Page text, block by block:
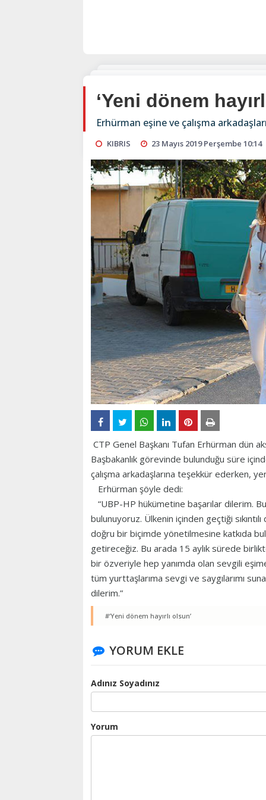
‘Yeni dönem
Erhürman eşine ve çalışma
KIBRIS 23 Mayıs 2019 Perşembe 10:14
CTP Genel Başkanı Tufan Erhürman dün
Başbakanlık görevinde bulunduğu süre
çalışma arkadaşlarına teşekkür ederken,
Erhürman şöyle dedi:
“UBP-HP hükümetine başarılar dilerim.
bulunuyoruz. Ülkenin içinden geçtiği
doğru bir biçimde yönetilmesine katkıda
getireceğiz. Bu arada 15 aylık sürede
bir özveriyle hep yanımda olan sevgili
tüm yurttaşlarıma sevgi ve saygılarımı
dilerim.”
#‘Yeni dönem hayırlı olsun’
YORUM EKLE
Adınız Soyadınız
Yorum